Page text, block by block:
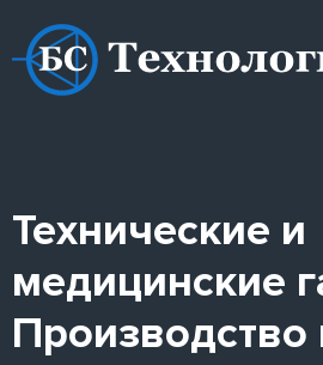
Технические и
медицинские
Производство